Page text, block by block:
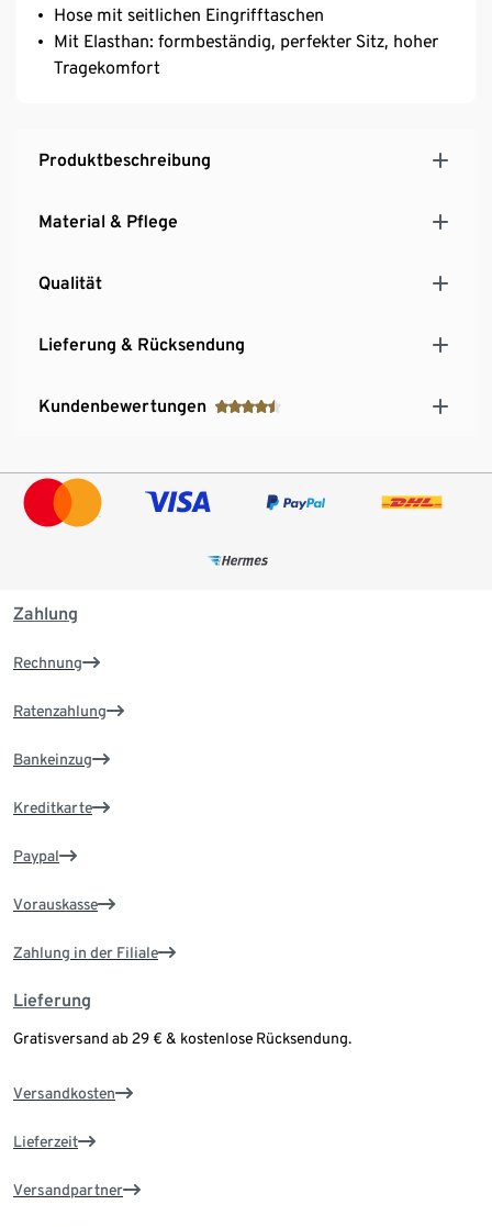
Hose mit seitlichen Eingrifftaschen
Mit Elasthan: formbeständig, perfekter Sitz, hoher
Tragekomfort
Produktbeschreibung
Material & Pflege
Qualität
Lieferung & Rücksendung
Kundenbewertungen
Zahlung
Rechnung
Ratenzahlung
Bankeinzug
Kreditkarte
Paypal
Vorauskasse
Zahlung in der Filiale
Lieferung
Gratisversand ab 29 € & kostenlose Rücksendung.
Versandkosten
Lieferzeit
Versandpartner